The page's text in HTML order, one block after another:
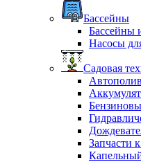
Бассейны
Бассейны
Насосы
Садовая
Автополив
Запчасти